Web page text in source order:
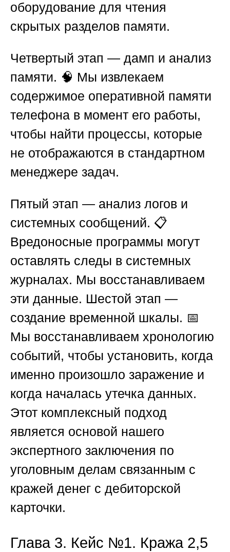
оборудование для чтения
скрытых разделов памяти.
Четвертый этап — дамп и анализ
памяти. 🧠 Мы извлекаем
содержимое оперативной памяти
телефона в момент его работы,
чтобы найти процессы, которые
не отображаются в стандартном
менеджере задач.
Пятый этап — анализ логов и
системных сообщений. 📋
Вредоносные программы могут
оставлять следы в системных
журналах. Мы восстанавливаем
эти данные. Шестой этап —
создание временной шкалы. 📅
Мы восстанавливаем хронологию
событий, чтобы установить, когда
именно произошло заражение и
когда началась утечка данных.
Этот комплексный подход
является основой нашего
экспертного заключения по
уголовным делам связанным с
кражей денег с дебиторской
карточки.
Глава 3. Кейс №1. Кража 2,5